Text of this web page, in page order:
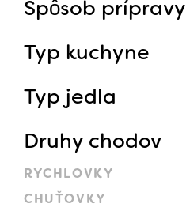
Spôsob prípravy
Typ kuchyne
Typ jedla
Druhy chodov
RYCHLOVKY
CHUŤOVKY